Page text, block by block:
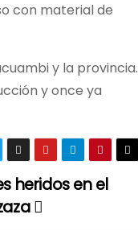
con material de
y la provincia.
y once ya
heridos en el